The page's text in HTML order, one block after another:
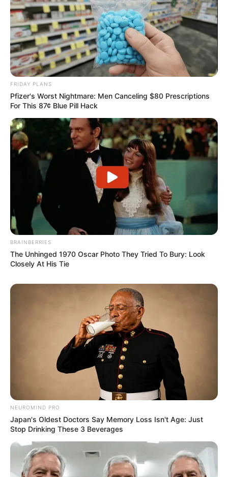
FRIDAY PLANS
Pfizer's Worst Nightmare: Men Canceling $80 Prescriptions
For This 87¢ Blue Pill Hack
BRAINBERRIES
The Unhinged 1970 Oscar Photo They Tried To Bury: Look
Closely At His Tie
NEUROMIND PRO
Japan's Oldest Doctors Say Memory Loss Isn't Age: Just
Stop Drinking These 3 Beverages